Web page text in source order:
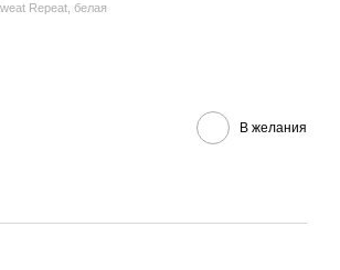
Repeat, белая
В желания